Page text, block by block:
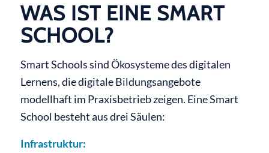
WAS IST EINE SMART
SCHOOL?
Smart Schools sind Ökosysteme des digitalen
Lernens, die digitale Bildungsangebote
modellhaft im Praxisbetrieb zeigen. Eine Smart
School besteht aus drei Säulen:
Infrastruktur: